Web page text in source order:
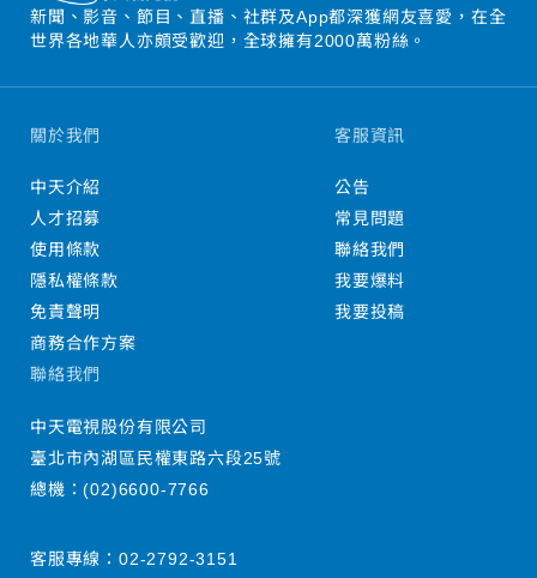
新聞、影音、節目、直播、社群及App都深獲網友喜愛，在全
世界各地華人亦頗受歡迎，全球擁有2000萬粉絲。
關於我們
中天介紹
人才招募
使用條款
隱私權條款
免責聲明
商務合作方案
客服資訊
公告
常見問題
聯絡我們
我要爆料
我要投稿
聯絡我們
中天電視股份有限公司
臺北市內湖區民權東路六段25號
總機：(02)6600-7766
客服專線： 02-2792-3151